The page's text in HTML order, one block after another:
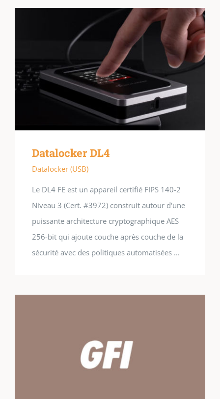
Datalocker DL4
Datalocker (USB)
Le DL4 FE est un appareil certifié FIPS 140-2
Niveau 3 (Cert. #3972) construit autour d'une
puissante architecture cryptographique AES
256-bit qui ajoute couche après couche de la
sécurité avec des politiques automatisées ...